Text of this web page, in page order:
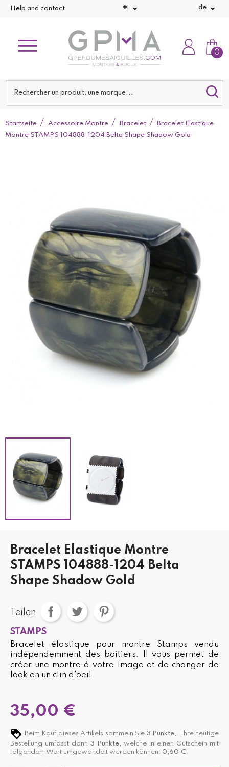
Help and contact €  de 
0
Startseite Accessoire Montre Bracelet
Bracelet Elastique
Montre STAMPS 104888-1204 Belta Shape Shadow Gold
Bracelet Elastique Montre
STAMPS 104888-1204 Belta
Shape Shadow Gold
Teilen
STAMPS
Bracelet élastique pour montre Stamps vendu
indépendemment des boitiers. Il vous permet de
créer une montre à votre image et de changer de
look en un clin d'oeil.
35,00 €
Beim Kauf dieses Artikels sammeln Sie 3 Punkte, . Ihre heutige
Bestellung umfasst dann 3 Punkte, welche in einen Gutschein mit
folgendem Wert umgewandelt werden können: 0,60 € .